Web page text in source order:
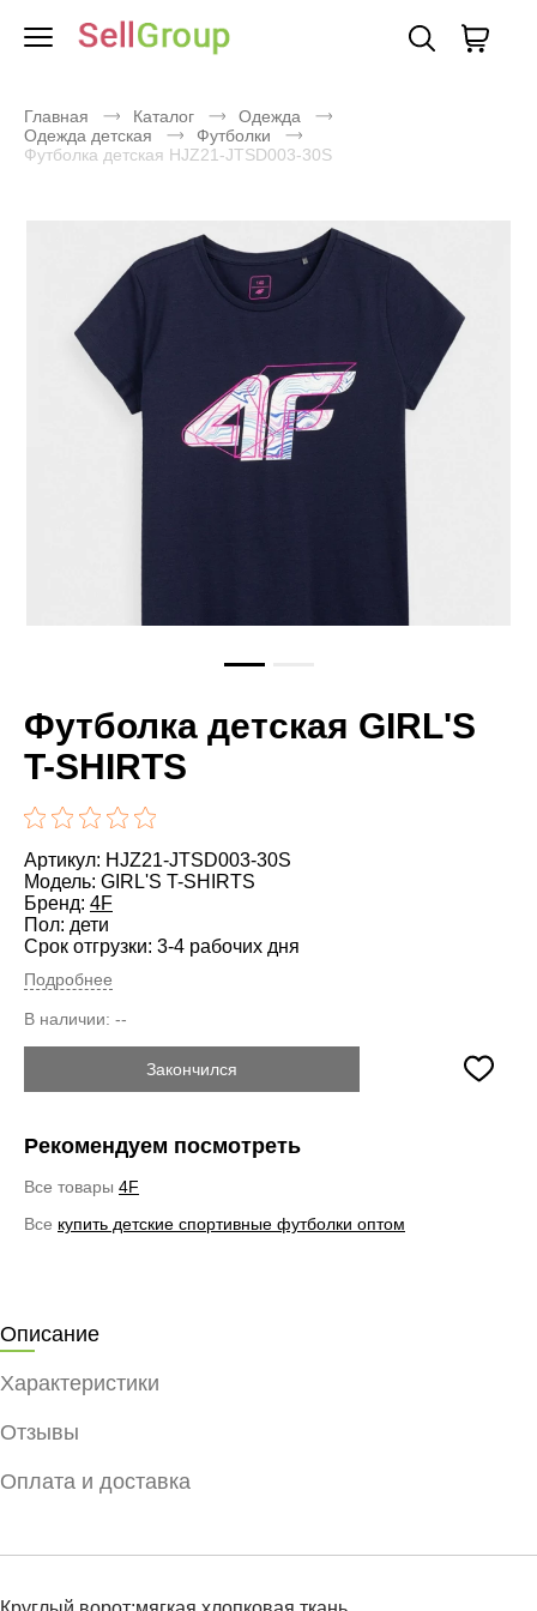
Главная Каталог
Одежда
Одежда детская
Футболки
Футболка детская HJZ21-JTSD003-30S
Футболка детская GIRL'S
T-SHIRTS
Артикул: HJZ21-JTSD003-30S
Модель: GIRL'S T-SHIRTS
Бренд: 4F
Пол: дети
Срок отгрузки: 3-4 рабочих дня
Подробнее
В наличии: --
Закончился
Рекомендуем посмотреть
Все товары 4F
Все купить детские спортивные футболки оптом
Описание
Характеристики
Отзывы
Оплата и доставка